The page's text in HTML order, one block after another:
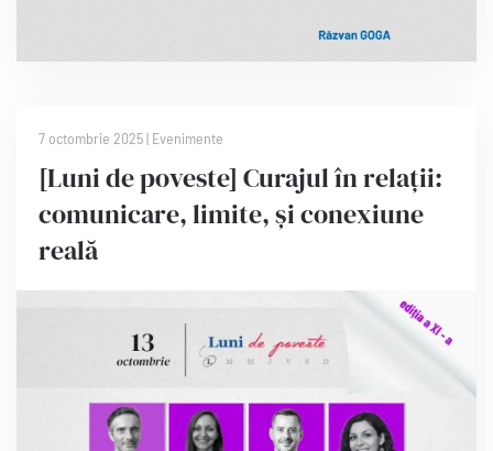
7 octombrie 2025| Evenimente
[Luni de poveste] Curajul în relații:
comunicare, limite, și conexiune
reală